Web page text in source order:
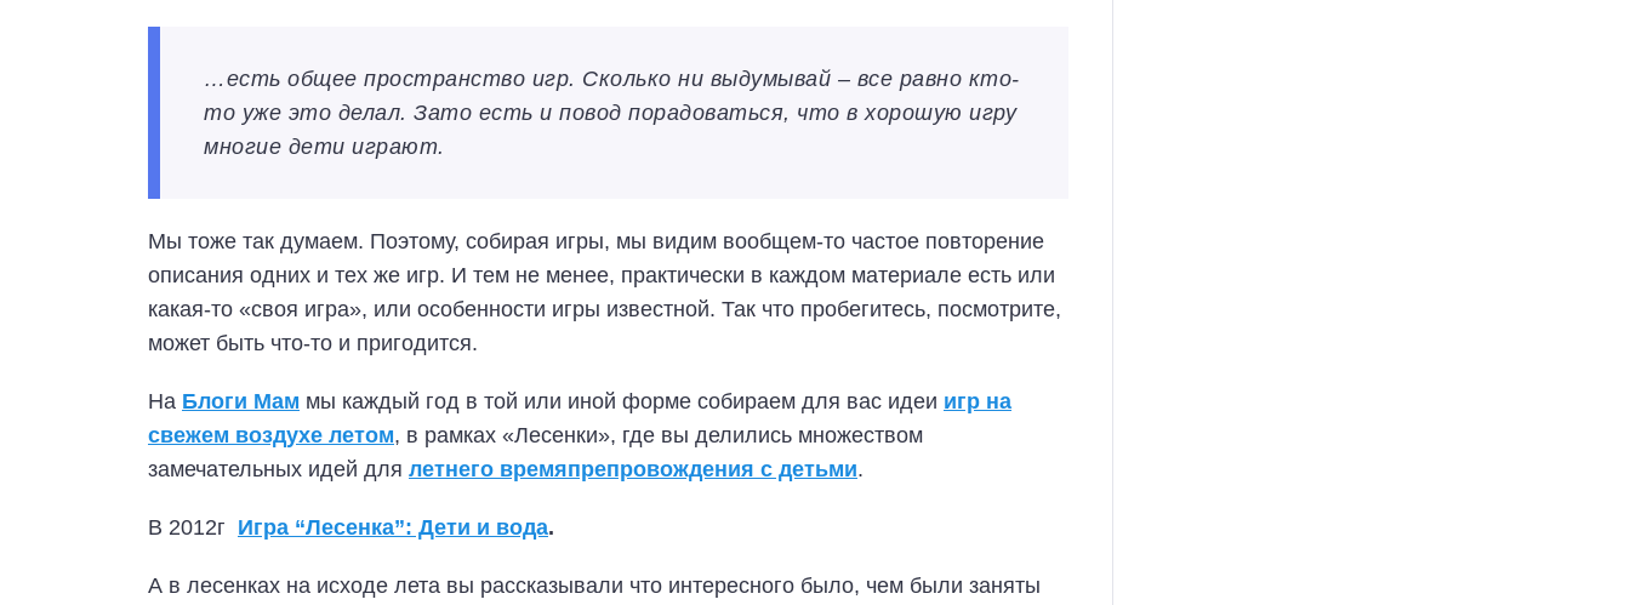
…есть общее пространство игр. Сколько ни выдумывай – все равно кто-
то уже это делал. Зато есть и повод порадоваться, что в хорошую игру
многие дети играют.
Мы тоже так думаем. Поэтому, собирая игры, мы видим вообщем-то частое повторение
описания одних и тех же игр. И тем не менее, практически в каждом материале есть или
какая-то «своя игра», или особенности игры известной. Так что пробегитесь, посмотрите,
может быть что-то и пригодится.
На Блоги Мам мы каждый год в той или иной форме собираем для вас идеи игр на
свежем воздухе летом, в рамках «Лесенки», где вы делились множеством
замечательных идей для летнего времяпрепровождения с детьми.
В 2012г Игра “Лесенка”: Дети и вода.
А в лесенках на исходе лета вы рассказывали что интересного было, чем были заняты